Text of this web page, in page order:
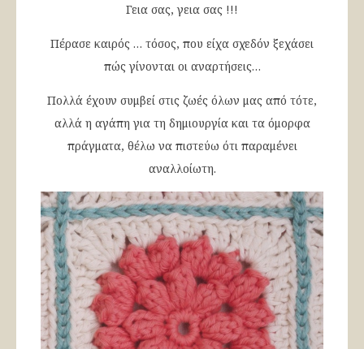
Γεια σας, γεια σας !!!
Πέρασε καιρός … τόσος, που είχα σχεδόν ξεχάσει
πώς γίνονται οι αναρτήσεις…
Πολλά έχουν συμβεί στις ζωές όλων μας από τότε,
αλλά η αγάπη για τη δημιουργία και τα όμορφα
πράγματα, θέλω να πιστεύω ότι παραμένει
αναλλοίωτη.